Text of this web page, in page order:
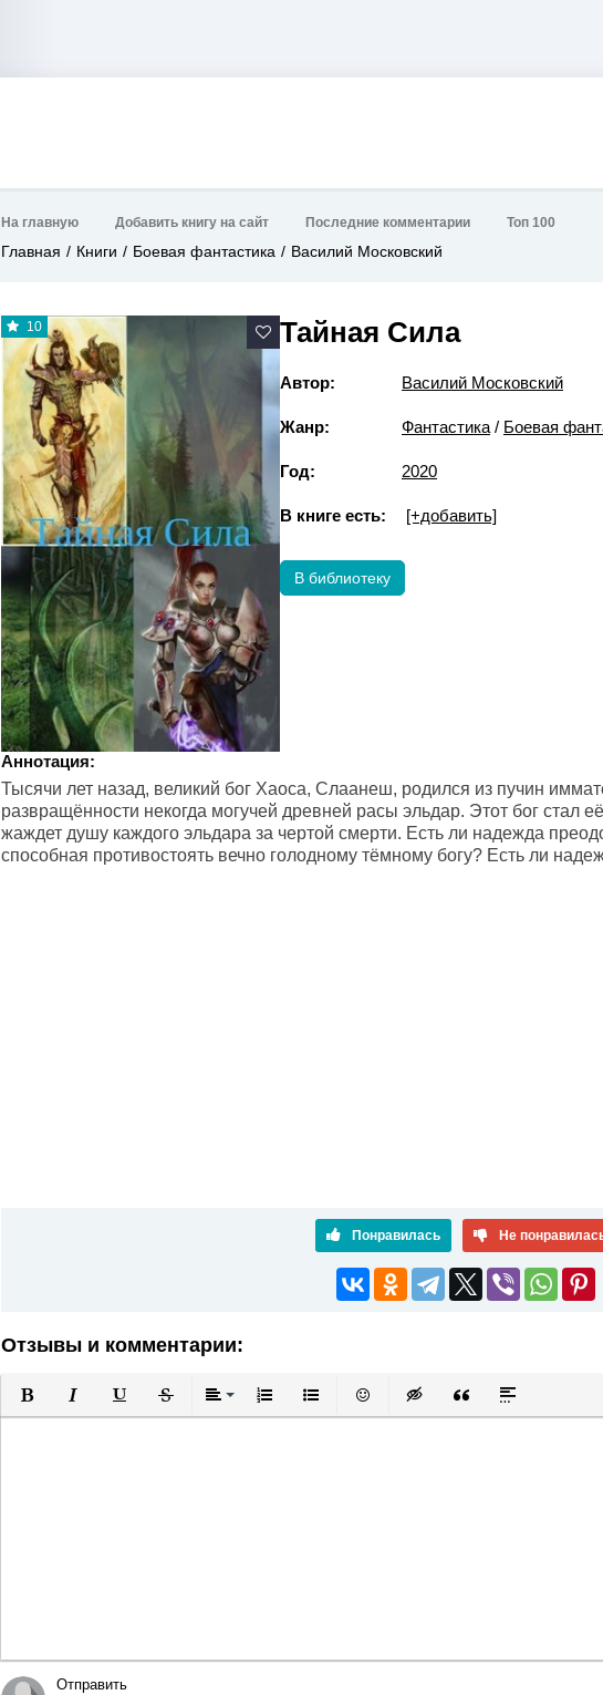
На главную Добавить книгу на сайт Последние комментарии Топ 100
Главная Книги Боевая фантастика Василий Московский
10 Тайная Сила
Автор: Василий Московский
Жанр: Фантастика / Боевая
Год: 2020
В книге есть: [+добавить]
В библиотеку
Аннотация:
Тысячи лет назад, великий бог Хаоса, Слаанеш, родился из пучин
развращённости некогда могучей древней расы эльдар. Этот бог стал
жаждет душу каждого эльдара за чертой смерти. Есть ли надежда
способная противостоять вечно голодному тёмному богу? Есть ли
Понравилась Не
Отзывы и комментарии:
Полужирный
КурсивПодчеркнутый
ЗачеркнутыйВыравнивание
Нумерованный список
Маркированный список
Вставить смайлик
Вставка скрытого текста
Вставка цитаты
Вставка
Отправить